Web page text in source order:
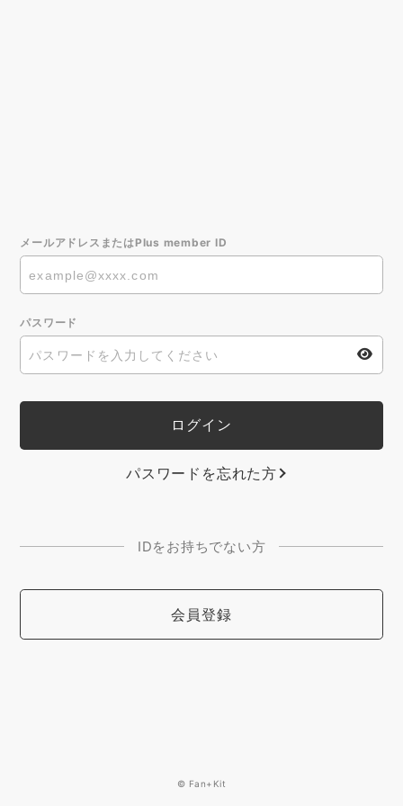
メールアドレスまたはPlus member ID
パスワード
パスワードを忘れた方
IDをお持ちでない方
会員登録
© Fan+Kit